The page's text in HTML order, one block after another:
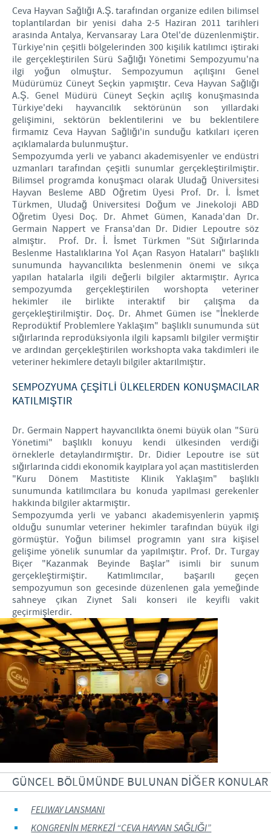
Aydınlatma Metni
Ceva Hayvan Sağlığı A.Ş. tarafından organize edilen bilimsel
toplantılardan bir yenisi daha 2-5 Haziran 2011 tarihleri
arasında Antalya, Kervansaray Lara Otel'de düzenlenmiştir.
Türkiye'nin çeşitli bölgelerinden 300 kişilik katılımcı iştiraki
ile gerçekleştirilen Sürü Sağlığı Yönetimi Sempozyumu'na
ilgi yoğun olmuştur. Sempozyumun açılışını Genel
Müdürümüz Cüneyt Seçkin yapmıştır. Ceva Hayvan Sağlığı
A.Ş. Genel Müdürü Cüneyt Seçkin açılış konuşmasında
Türkiye'deki hayvancılık sektörünün son yıllardaki
gelişimini, sektörün beklentilerini ve bu beklentilere
firmamız Ceva Hayvan Sağlığı'in sunduğu katkıları içeren
açıklamalarda bulunmuştur.
Sempozyumda yerli ve yabancı akademisyenler ve endüstri
uzmanları tarafından çeşitli sunumlar gerçekleştirilmiştir.
Bilimsel programda konuşmacı olarak Uludağ Üniversitesi
Hayvan Besleme ABD Öğretim Üyesi Prof. Dr. İ. İsmet
Türkmen, Uludağ Üniversitesi Doğum ve Jinekoloji ABD
Öğretim Üyesi Doç. Dr. Ahmet Gümen, Kanada'dan Dr.
Germain Nappert ve Fransa'dan Dr. Didier Lepoutre söz
almıştır. Prof. Dr. İ. İsmet Türkmen "Süt Sığırlarında
Beslenme Hastalıklarına Yol Açan Rasyon Hataları" başlıklı
sunumunda hayvancılıkta beslenmenin önemi ve sıkça
yapılan hatalarla ilgili değerli bilgiler aktarmıştır. Ayrıca
sempozyumda gerçekleştirilen worshopta veteriner
hekimler ile birlikte interaktif bir çalışma da
gerçekleştirilmiştir. Doç. Dr. Ahmet Gümen ise "İneklerde
Reprodüktif Problemlere Yaklaşım" başlıklı sunumunda süt
sığırlarında reprodüksiyonla ilgili kapsamlı bilgiler vermiştir
ve ardından gerçekleştirilen workshopta vaka takdimleri ile
veteriner hekimlere detaylı bilgiler aktarılmıştır.
SEMPOZYUMA ÇEŞİTLİ ÜLKELERDEN KONUŞMACILAR
KATILMIŞTIR
Dr. Germain Nappert hayvancılıkta önemi büyük olan "Sürü
Yönetimi" başlıklı konuyu kendi ülkesinden verdiği
örneklerle detaylandırmıştır. Dr. Didier Lepoutre ise süt
sığırlarında ciddi ekonomik kayıplara yol açan mastitislerden
"Kuru Dönem Mastitiste Klinik Yaklaşım" başlıklı
sunumunda katılımcılara bu konuda yapılması gerekenler
hakkında bilgiler aktarmıştır.
Sempozyumda yerli ve yabancı akademisyenlerin yapmış
olduğu sunumlar veteriner hekimler tarafından büyük ilgi
görmüştür. Yoğun bilimsel programın yanı sıra kişisel
gelişime yönelik sunumlar da yapılmıştır. Prof. Dr. Turgay
Biçer "Kazanmak Beyinde Başlar" isimli bir sunum
gerçekleştirmiştir. Katımlımcılar, başarılı geçen
sempozyumun son gecesinde düzenlenen gala yemeğinde
sahneye çıkan Ziynet Sali konseri ile keyifli vakit
geçirmişlerdir.
GÜNCEL BÖLÜMÜNDE BULUNAN DİĞER KONULAR
FELIWAY LANSMANI
KONGRENİN MERKEZİ “CEVA HAYVAN SAĞLIĞI”